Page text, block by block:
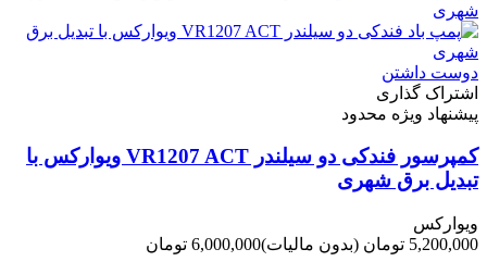
دوست داشتن
اشتراک گذاری
پیشنهاد ویژه محدود
کمپرسور فندکی دو سیلندر VR1207 ACT ویوارکس با
تبدیل برق شهری
ویوارکس
5,200,000 تومان
(بدون مالیات)6,000,000 تومان